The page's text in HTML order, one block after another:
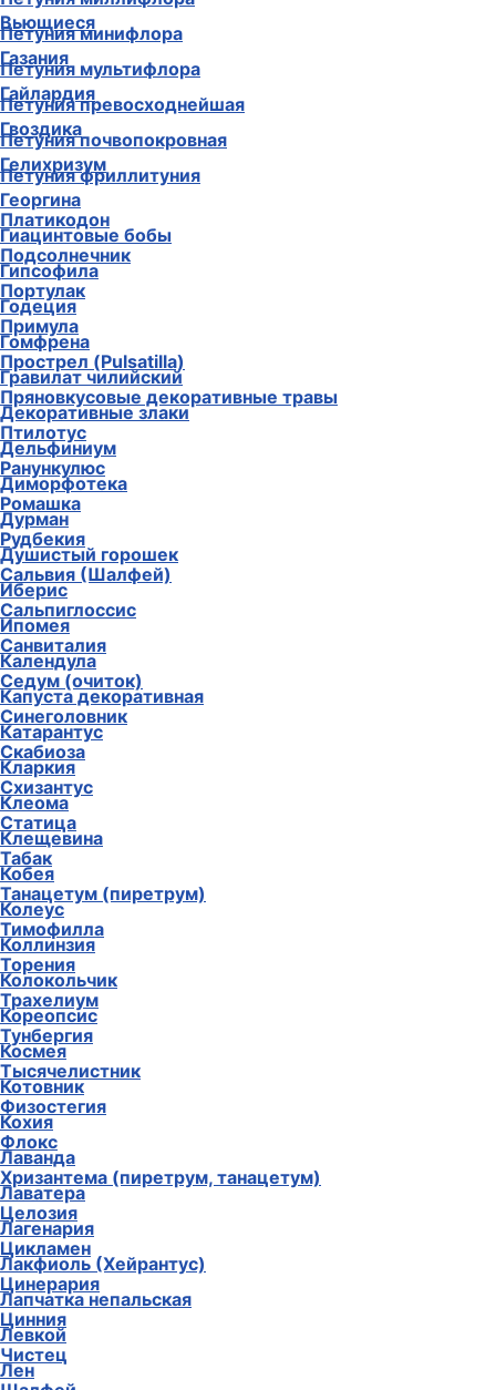
Петуния минифлора
Петуния мультифлора
Петуния превосходнейшая
Петуния почвопокровная
Петуния фриллитуния
Платикодон
Подсолнечник
Портулак
Примула
Прострел (Pulsatilla)
Пряновкусовые декоративные травы
Птилотус
Ранункулюс
Ромашка
Рудбекия
Сальвия (Шалфей)
Сальпиглоссис
Санвиталия
Седум (очиток)
Синеголовник
Скабиоза
Схизантус
Статица
Табак
Танацетум (пиретрум)
Тимофилла
Торения
Трахелиум
Тунбергия
Тысячелистник
Физостегия
Флокс
Хризантема (пиретрум, танацетум)
Целозия
Цикламен
Цинерария
Цинния
Чистец
Вьющиеся
Газания
Гайлардия
Гвоздика
Гелихризум
Георгина
Гиацинтовые бобы
Гипсофила
Годеция
Гомфрена
Гравилат чилийский
Декоративные злаки
Дельфиниум
Диморфотека
Дурман
Душистый горошек
Иберис
Ипомея
Календула
Капуста декоративная
Катарантус
Кларкия
Клеома
Клещевина
Кобея
Колеус
Коллинзия
Колокольчик
Кореопсис
Космея
Котовник
Кохия
Лаванда
Лаватера
Лагенария
Лакфиоль (Хейрантус)
Лапчатка непальская
Левкой
Лен